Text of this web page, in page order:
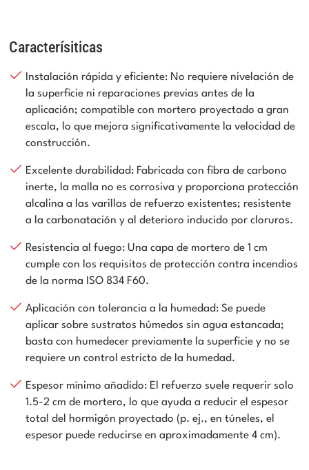
Caracterísiticas
Instalación rápida y eficiente: No requiere nivelación de
la superficie ni reparaciones previas antes de la
aplicación; compatible con mortero proyectado a gran
escala, lo que mejora significativamente la velocidad de
construcción.
Excelente durabilidad: Fabricada con fibra de carbono
inerte, la malla no es corrosiva y proporciona protección
alcalina a las varillas de refuerzo existentes; resistente
a la carbonatación y al deterioro inducido por cloruros.
Resistencia al fuego: Una capa de mortero de 1 cm
cumple con los requisitos de protección contra incendios
de la norma ISO 834 F60.
Aplicación con tolerancia a la humedad: Se puede
aplicar sobre sustratos húmedos sin agua estancada;
basta con humedecer previamente la superficie y no se
requiere un control estricto de la humedad.
Espesor mínimo añadido: El refuerzo suele requerir solo
1.5-2 cm de mortero, lo que ayuda a reducir el espesor
total del hormigón proyectado (p. ej., en túneles, el
espesor puede reducirse en aproximadamente 4 cm).